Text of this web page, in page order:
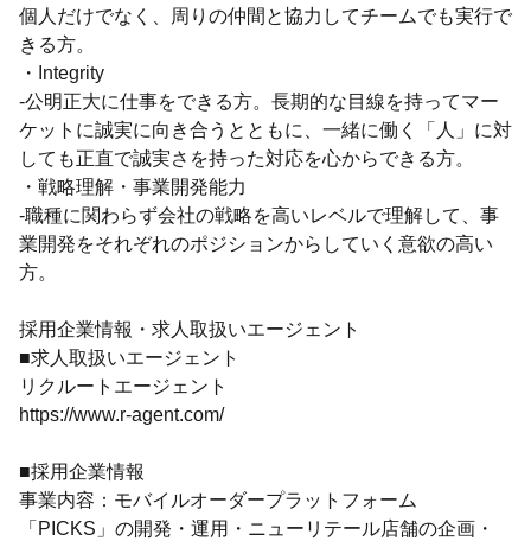
個人だけでなく、周りの仲間と協力してチームでも実行で
きる方。
・Integrity
-公明正大に仕事をできる方。長期的な目線を持ってマー
ケットに誠実に向き合うとともに、一緒に働く「人」に対
しても正直で誠実さを持った対応を心からできる方。
・戦略理解・事業開発能力
-職種に関わらず会社の戦略を高いレベルで理解して、事
業開発をそれぞれのポジションからしていく意欲の高い
方。
採用企業情報・求人取扱いエージェント
■求人取扱いエージェント
リクルートエージェント
https://www.r-agent.com/
■採用企業情報
事業内容：モバイルオーダープラットフォーム
「PICKS」の開発・運用・ニューリテール店舗の企画・